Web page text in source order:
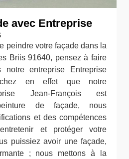
avec Entreprise
peindre votre façade dans la
Briis 91640, pensez à faire
notre entreprise Entreprise
en effet que notre
Jean-François est
de façade, nous
et des compétences
et protéger votre
puissiez avoir une façade,
; nous mettons à la